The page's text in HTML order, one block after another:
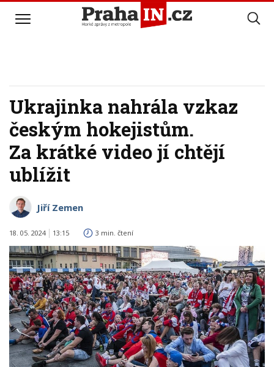
Ukrajinka nahrála vzkaz
českým hokejistům.
Za krátké video jí chtějí
ublížit
Jiří Zemen
18. 05. 2024 13:15 3 min. čtení